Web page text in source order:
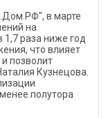
в марте
на
1,7 раза ниже год
что влияет
позволит
Кузнецова.
полутора